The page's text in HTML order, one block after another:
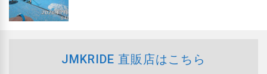
JMKRIDE 直販店はこちら